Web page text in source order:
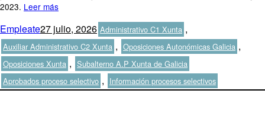
2023. Leer más
Autor
EmpleatePublicado
el
27 julio, 2026Categorías
Administrativo C1 Xunta ,
Auxiliar Administrativo C2 Xunta , Oposiciones Autonómicas Galicia ,
Oposiciones Xunta , Subalterno A.P Xunta de Galicia
Aprobados proceso selectivo , Información procesos selectivos